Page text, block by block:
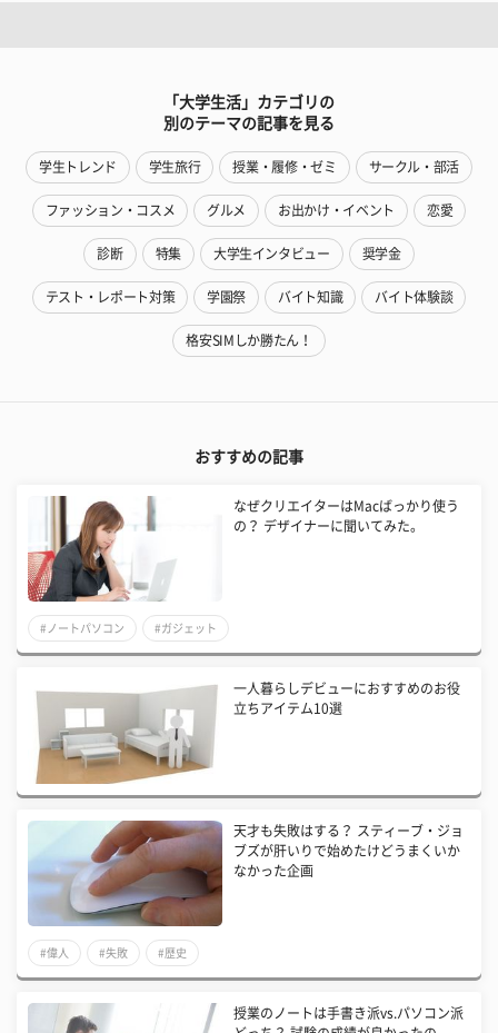
「大学生活」カテゴリの
別のテーマの記事を見る
学生トレンド 学生旅行 授業・履修・ゼミ サークル・部活
ファッション・コスメ グルメ お出かけ・イベント 恋愛
診断 特集 大学生インタビュー 奨学金
テスト・レポート対策 学園祭 バイト知識 バイト体験談
格安SIMしか勝たん！
おすすめの記事
なぜクリエイターはMacばっかり使う
の？ デザイナーに聞いてみた。
#ノートパソコン #ガジェット
一人暮らしデビューにおすすめのお役
立ちアイテム10選
天才も失敗はする？ スティーブ・ジョ
ブズが肝いりで始めたけどうまくいか
なかった企画
#偉人 #失敗 #歴史
授業のノートは手書き派vs.パソコン派